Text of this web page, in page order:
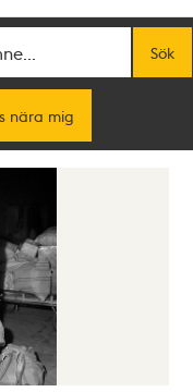
Sök
nära mig